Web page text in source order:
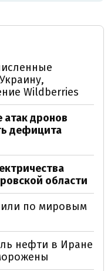
Wildberries
атак дронов
дефицита
области
по мировым
нефти в Иране